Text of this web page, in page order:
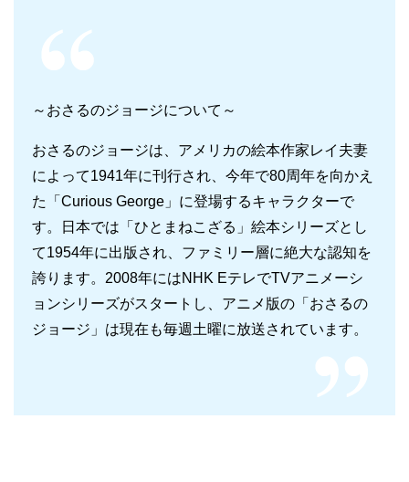
～おさるのジョージについて～
おさるのジョージは、アメリカの絵本作家レイ夫妻
によって1941年に刊行され、今年で80周年を向かえ
た「Curious George」に登場するキャラクターで
す。日本では「ひとまねこざる」絵本シリーズとし
て1954年に出版され、ファミリー層に絶大な認知を
誇ります。2008年にはNHK EテレでTVアニメーシ
ョンシリーズがスタートし、アニメ版の「おさるの
ジョージ」は現在も毎週土曜に放送されています。